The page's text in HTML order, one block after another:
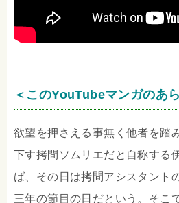
＜このYouTubeマンガのあ
欲望を押さえる事無く他者を踏
下す拷問ソムリエだと自称する
ば、その日は拷問アシスタント
三年の節目の日だという。そこ